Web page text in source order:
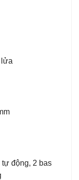
lửa
tự động, 2 bas